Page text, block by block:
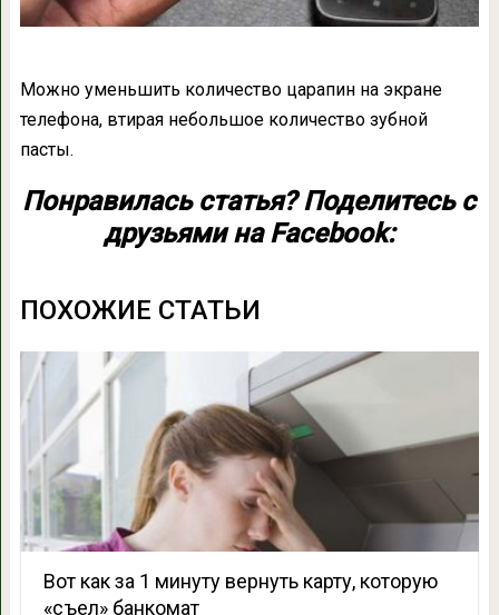
Можно уменьшить количество царапин на экране
телефона, втирая небольшое количество зубной
пасты.
Понравилась статья? Поделитесь с
друзьями на Facebook:
ПОХОЖИЕ СТАТЬИ
Вот как за 1 минуту вернуть карту, которую
«съел» банкомат